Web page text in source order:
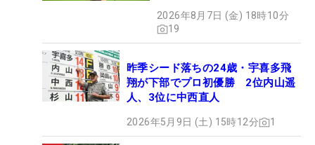
2026年8月7日 (金) 18時10分
19
昨季シード落ちの24歳・宇喜多飛
翔が下部でプロ初優勝 2位内山遥
人、3位に中西直人
2026年5月9日 (土) 15時12分 1